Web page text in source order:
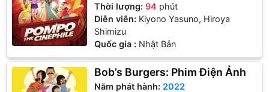
Thời lượng:94 phút
Diễn viên: Kiyono Yasuno, Hiroya
Shimizu
Quốc gia : Nhật Bản
Bob’s Burgers: Phim Điện Ảnh
Năm phát hành: 2022